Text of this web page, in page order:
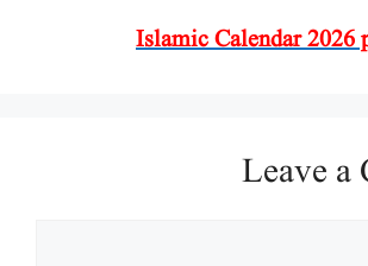
Islamic Calendar
Leave